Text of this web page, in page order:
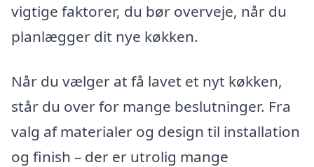
vigtige faktorer, du bør overveje, når du
planlægger dit nye køkken.
Når du vælger at få lavet et nyt køkken,
står du over for mange beslutninger. Fra
valg af materialer og design til installation
og finish – der er utrolig mange